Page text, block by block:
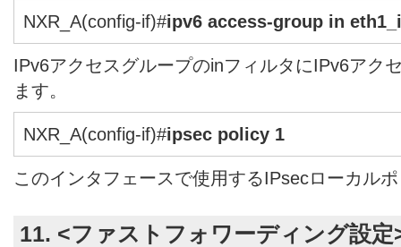
NXR_A(config-if)#ipv6 access-group in
IPv6アクセスグループのinフィルタにIPv6アク
ます。
NXR_A(config-if)#ipsec policy 1
このインタフェースで使用するIPsecローカル
11. <ファストフォワーディング設定